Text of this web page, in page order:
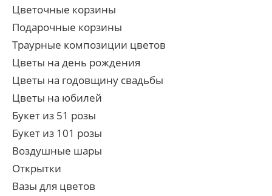
Цветочные корзины
Подарочные корзины
Траурные композиции цветов
Цветы на день рождения
Цветы на годовщину свадьбы
Цветы на юбилей
Букет из 51 розы
Букет из 101 розы
Воздушные шары
Открытки
Вазы для цветов